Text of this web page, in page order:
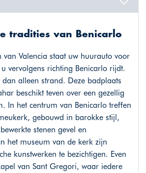
tradities van Benicarlo
van Valencia staat uw huurauto voor
vervolgens richting Benicarlo rijdt.
alleen strand. Deze badplaats
beschikt teven over een gezellig
In het centrum van Benicarlo treffen
gebouwd in barokke stijl,
stenen gevel en
het museum van de kerk zijn
kunstwerken te bezichtigen. Even
van Sant Gregori, waar iedere